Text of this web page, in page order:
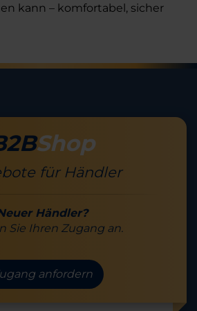
kann – komfortabel, sicher
Shop
für Händler
Händler?
Sie Ihren Zugang an.
anfordern